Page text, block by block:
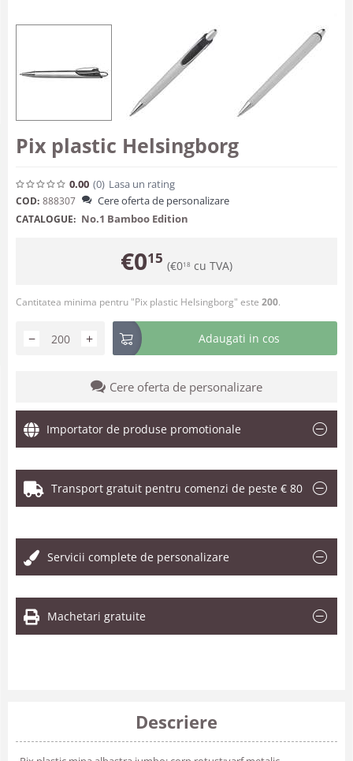
Pix plastic Helsingborg
0.00 (0) Lasa un rating
COD: 888307 Cere oferta de personalizare
CATALOGUE: No.1 Bamboo Edition
€015 (€018 cu TVA)
Cantitatea minima pentru "Pix plastic Helsingborg" este 200.
+
− Adaugati in cos
Cere oferta de personalizare
Importator de produse promotionale
Transport gratuit pentru comenzi de peste € 80
Servicii complete de personalizare
Machetari gratuite
Descriere